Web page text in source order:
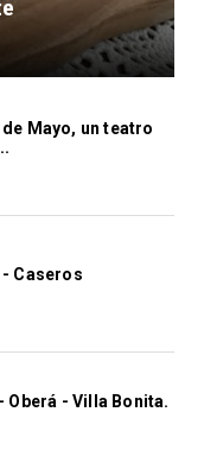
Mayo, un teatro
- Caseros
Oberá - Villa Bonita.